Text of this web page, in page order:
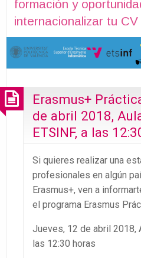
formación y
internacionalizar tu CV
Erasmus+
de abril 2018,
ETSINF, a las
Si quieres realizar una
profesionales en algún
Erasmus+, ven a
el programa Erasmus
Jueves, 12 de abril 2018,
las 12:30 horas